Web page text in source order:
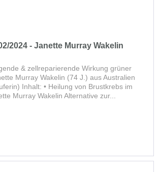
2024 - Janette Murray Wakelin
& zellreparierende Wirkung grüner
Murray Wakelin (74 J.) aus Australien
Inhalt: • Heilung von Brustkrebs im
Murray Wakelin Alternative zur...